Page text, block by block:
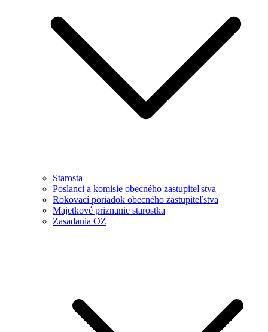
Starosta
Poslanci a komisie obecného zastupiteľstva
Rokovací poriadok obecného zastupiteľstva
Majetkové priznanie starostka
Zasadania OZ